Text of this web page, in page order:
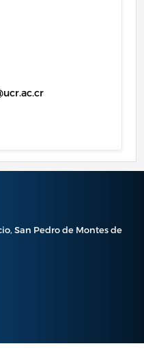
San Pedro de Montes de